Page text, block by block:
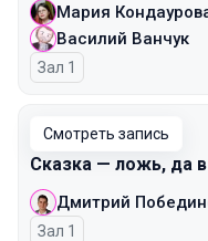
Мария
Василий Ванчук
Зал 1
Смотреть запись
Сказка — ложь, да
Дмитрий
Зал 1